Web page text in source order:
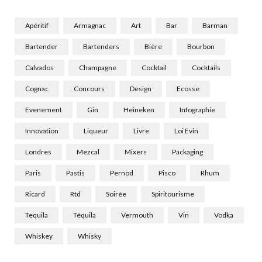
Apéritif Armagnac Art Bar Barman
Bartender Bartenders Bière Bourbon
Calvados Champagne Cocktail Cocktails
Cognac Concours Design Ecosse
Evenement Gin Heineken Infographie
Innovation Liqueur Livre Loi Evin
Londres Mezcal Mixers Packaging
Paris Pastis Pernod Pisco Rhum
Ricard Rtd Soirée Spiritourisme
Tequila Téquila Vermouth Vin Vodka
Whiskey Whisky